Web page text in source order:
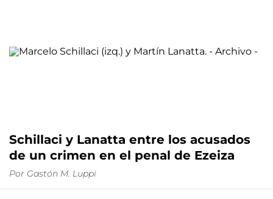
Schillaci y Lanatta entre los acusados
de un crimen en el penal de Ezeiza
Por Gastón M. Luppi